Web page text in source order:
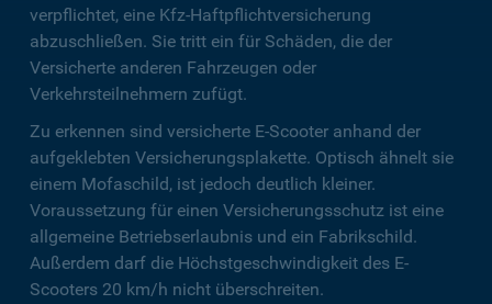
verpflichtet, eine Kfz-Haftpflichtversicherung
abzuschließen. Sie tritt ein für Schäden, die der
Versicherte anderen Fahrzeugen oder
Verkehrsteilnehmern zufügt.
Zu erkennen sind versicherte E-Scooter anhand der
aufgeklebten Versicherungsplakette. Optisch ähnelt sie
einem Mofaschild, ist jedoch deutlich kleiner.
Voraussetzung für einen Versicherungsschutz ist eine
allgemeine Betriebserlaubnis und ein Fabrikschild.
Außerdem darf die Höchstgeschwindigkeit des E-
Scooters 20 km/h nicht überschreiten.